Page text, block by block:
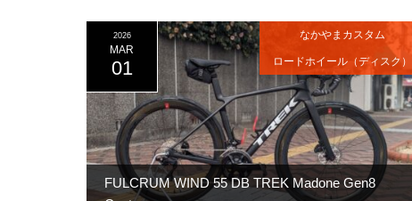
FULCRUM WIND 55 DB TREK Madone Gen8
2026
MAR
01
なかやまカスタム
ロードホイール（ディスク）